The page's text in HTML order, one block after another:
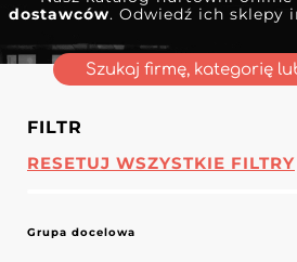
dostawców. Odwiedź ich sklepy
FILTR
RESETUJ WSZYSTKIE FILTRY
Grupa docelowa